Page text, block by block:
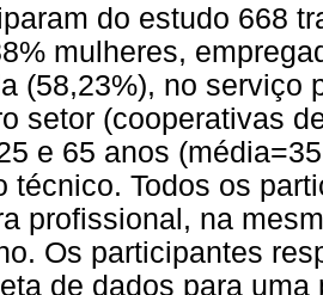
do estudo 668
mulheres,
(58,23%), no serviço
setor (cooperativas
e 65 anos
técnico. Todos os
profissional, na
Os participantes
de dados para